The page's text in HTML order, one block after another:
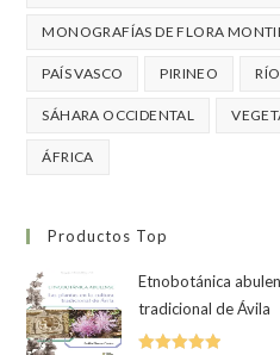
MONOGRAFÍAS DE FLORA
PAÍS VASCO PIRINEO
SÁHARA OCCIDENTAL
ÁFRICA
Productos Top
Etnobotánica
tradicional de Ávila